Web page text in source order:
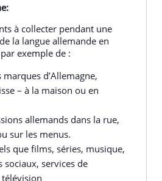
à collecter pendant une
la langue allemande en
exemple de :
d’Allemagne,
– à la maison ou en
allemands dans la rue,
sur les menus.
que films, séries, musique,
sociaux, services de